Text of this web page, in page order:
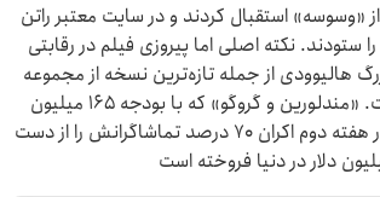
«وسوسه» استقبال کردند و در سایت معتبر راتن
آن را ستودند. نکته اصلی اما پیروزی فیلم در رقابتی
هالیوودی از جمله تازه‌ترین نسخه از مجموعه
«جنگ ستارگان» است. «مندلورین و گروگو» که با بودجه ۱۶۵ میلیون
دلاری ساخته شده، در هفته دوم اکران ۷۰ درصد تماشاگرانش را از دست